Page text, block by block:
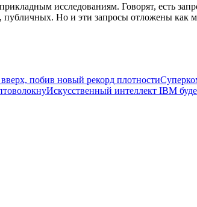
исследованиям. Говорят, есть
публичных. Но и эти запросы отложены
побив новый рекорд плотности
Искусственный интеллект IBM